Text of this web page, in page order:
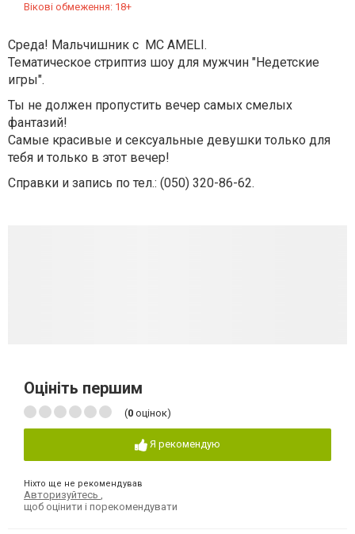
Вікові обмеження: 18+
Среда! Мальчишник c MC AMELI.
Тематическое стриптиз шоу для мужчин "Недетские
игры".
Ты не должен пропустить вечер самых смелых
фантазий!
Cамые красивые и сексуальные девушки только для
тебя и только в этот вечер!
Справки и запись по тел.: (050) 320-86-62.
Оцініть першим
(0 оцінок)
Я рекомендую
Ніхто ще не рекомендував
Авторизуйтесь
щоб оцінити і порекомендувати